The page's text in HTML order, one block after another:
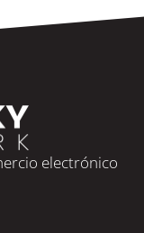
electrónico